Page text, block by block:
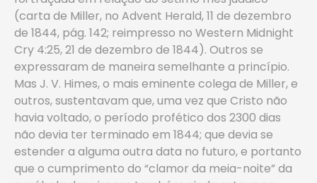
(carta de Miller, no Advent Herald, 11 de dezembro
de 1844, pág. 142; reimpresso no Western Midnight
Cry 4:25, 21 de dezembro de 1844). Outros se
expressaram de maneira semelhante a princípio.
Mas J. V. Himes, o mais eminente colega de Miller, e
outros, sustentavam que, uma vez que Cristo não
havia voltado, o período profético dos 2300 dias
não devia ter terminado em 1844; que devia se
estender a alguma outra data no futuro, e portanto
que o cumprimento do “clamor da meia-noite” da